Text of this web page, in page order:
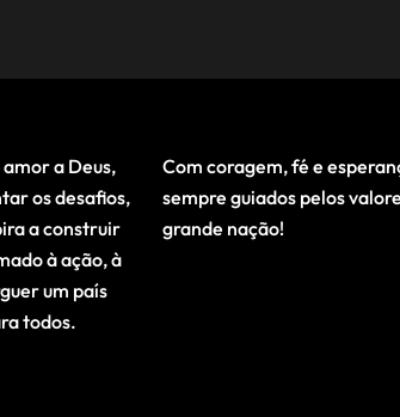
a Deus,
os desafios,
a construir
à ação, à
um país
todos.
Com coragem, fé e
sempre guiados pelos
grande nação!